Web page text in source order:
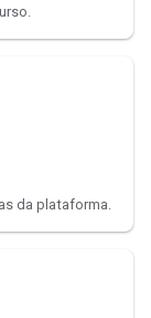
da plataforma.